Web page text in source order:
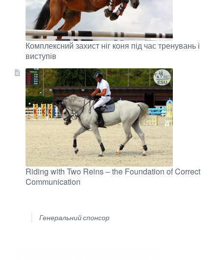
Комплексний захист ніг коня під час тренувань і
виступів
Riding with Two Reins – the Foundation of Correct
Communication
Генеральний спонсор